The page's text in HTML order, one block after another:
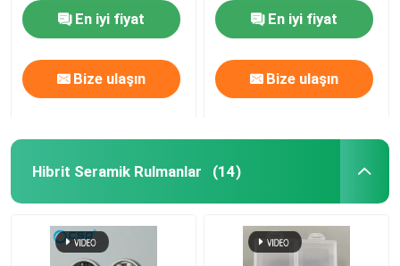
En iyi fiyat
Bize ulaşın
En iyi fiyat
Bize ulaşın
Hibrit Seramik Rulmanlar (14)